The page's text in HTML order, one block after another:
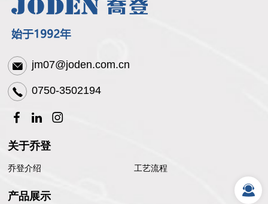
jm07@joden.com.cn
0750-3502194
关于乔登
乔登介绍 工艺流程
产品展示